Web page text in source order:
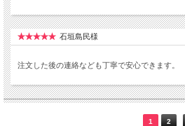
石垣島民様
注文した後の連絡なども丁寧で安心できます。
1 2